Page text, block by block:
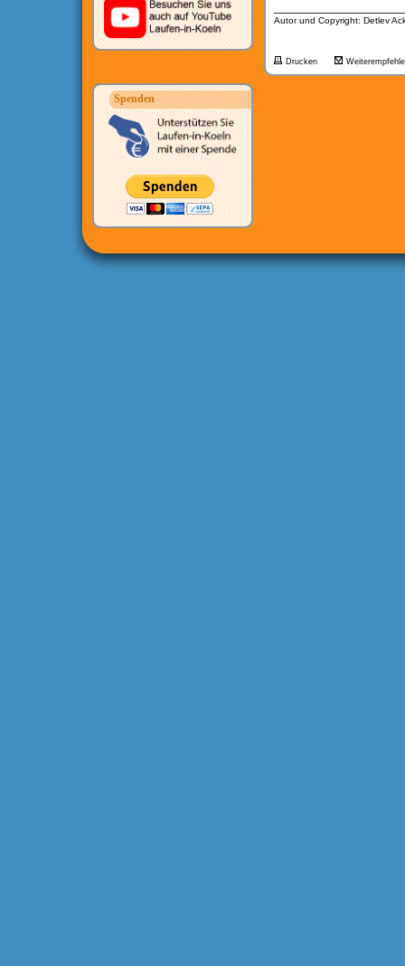
Spenden
Autor und Copyright: Detlev
Drucken